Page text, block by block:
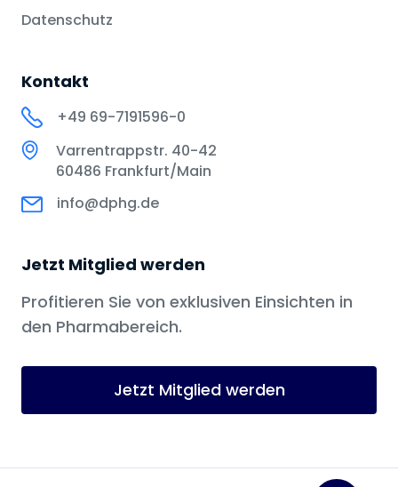
Datenschutz
Kontakt
+49 69-7191596-0
Varrentrappstr. 40-42
60486 Frankfurt/Main
info@dphg.de
Jetzt Mitglied werden
Profitieren Sie von exklusiven Einsichten in
den Pharmabereich.
Jetzt Mitglied werden